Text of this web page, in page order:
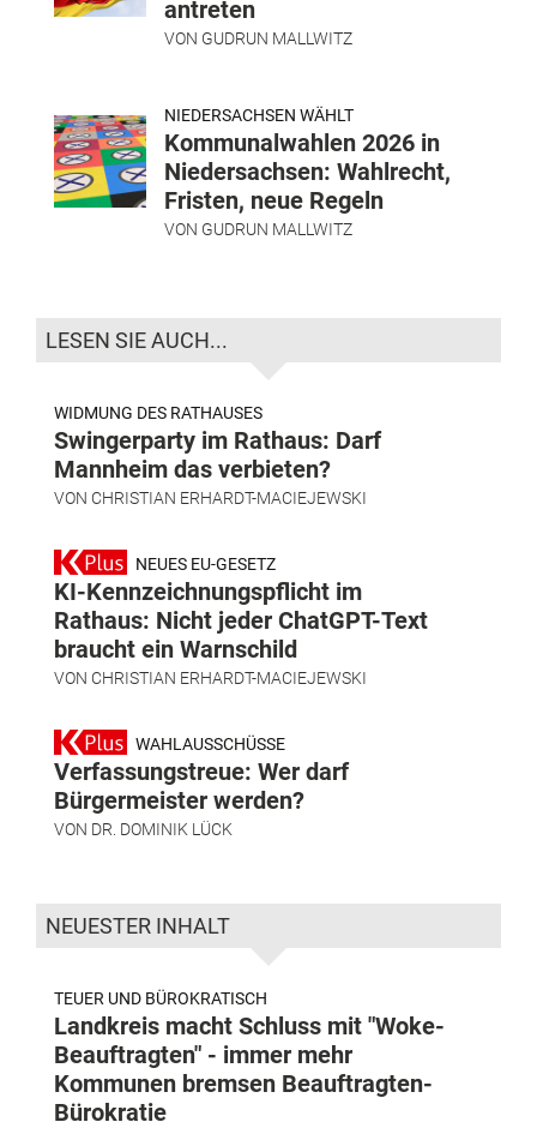
antreten
VON GUDRUN MALLWITZ
NIEDERSACHSEN WÄHLT
Kommunalwahlen 2026 in
Niedersachsen: Wahlrecht,
Fristen, neue Regeln
VON GUDRUN MALLWITZ
LESEN SIE AUCH...
WIDMUNG DES RATHAUSES
Swingerparty im Rathaus: Darf
Mannheim das verbieten?
VON CHRISTIAN ERHARDT-MACIEJEWSKI
NEUES EU-GESETZ
KI-Kennzeichnungspflicht im
Rathaus: Nicht jeder ChatGPT-Text
braucht ein Warnschild
VON CHRISTIAN ERHARDT-MACIEJEWSKI
WAHLAUSSCHÜSSE
Verfassungstreue: Wer darf
Bürgermeister werden?
VON DR. DOMINIK LÜCK
NEUESTER INHALT
TEUER UND BÜROKRATISCH
Landkreis macht Schluss mit "Woke-
Beauftragten" - immer mehr
Kommunen bremsen Beauftragten-
Bürokratie